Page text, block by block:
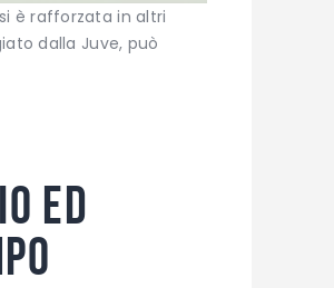
è rafforzata in altri
dalla Juve, può
ed